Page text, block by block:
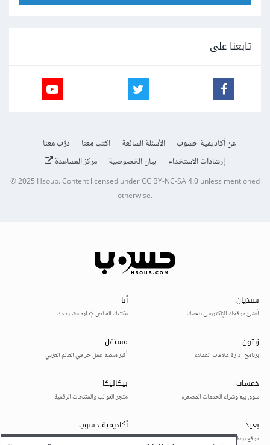
تابعنا على
عن أكاديمية حسوب الأسئلة الشائعة اكتب معنا
درّب معنا
إرشادات الاستخدام
بيان الخصوصية مركز المساعدة
© 2025Hsoub.Content licensed underCC BY-NC-SA 4.0unless mentioned
otherwise.